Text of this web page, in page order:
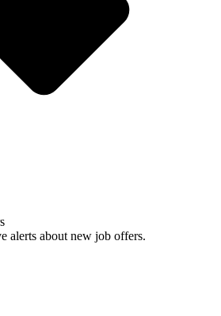
alerts about new job offers.